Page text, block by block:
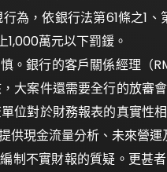
為，依銀行法第61條之1
萬元以下罰鍰。
。銀行的客戶關係經理（
大案件還需要全行的放審
位對於財務報表的真實性
供現金流量分析、未來營運
制不實財報的質疑。更甚